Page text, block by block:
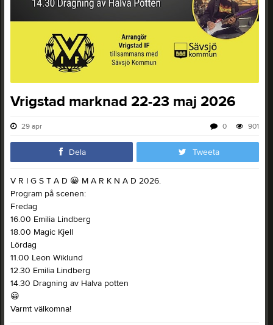
Vrigstad marknad 22-23 maj 2026
29 apr 901
0
Dela Tweeta
V R I G S T A D 😀 M A R K N A D 2026.
Program på scenen:
Fredag
16.00 Emilia Lindberg
18.00 Magic Kjell
Lördag
11.00 Leon Wiklund
12.30 Emilia Lindberg
14.30 Dragning av Halva potten
😀
Varmt välkomna!